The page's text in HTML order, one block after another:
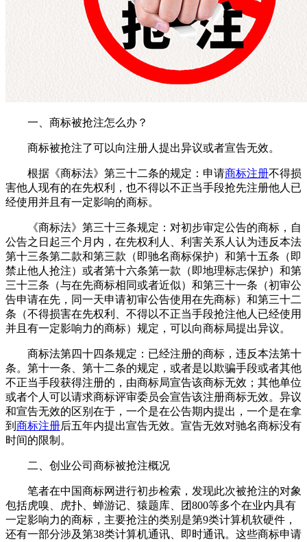
一、商标被抢注怎么办？
商标被抢注了可以向注册人提出异议或者宣告无效。
根据《商标法》第三十二条的规定：申请商标注册不得损
害他人现有的在先权利，也不得以不正当手段抢先注册他人已
经使用并且有一定影响的商标。
《商标法》第三十三条规定：对初步审定公告的商标，自
公告之日起三个月内，在先权利人、利害关系人认为违反本法
第十三条第二款和第三款（即驰名商标保护）和第十五条（即
禁止他人抢注）或者第十六条第一款（即地理标志保护）和第
三十三条（与在先商标相同或者近似）和第三十一条（初审公
告申请在先，同一天申请初审公告使用在先商标）和第三十二
条（不得损害在先权利、不得以不正当手段抢注他人已经使用
并且有一定影响力的商标）规定，可以向商标局提出异议。
商标法第四十四条规定：已经注册的商标，违反本法第十
条。第十一条、第十二条的规定，或者是以欺骗手段或者其他
不正当手段获得注册的，由商标局宣告该商标无效；其他单位
或者个人可以请求商标评审委员会宣告该注册商标无效。异议
和宣告无效的区别在于，一个是在公告期内提出，一个是在拿
到 商标注册后五年内提出宣告无效。宣告无效对驰名商标没有
时间的限制。
二、创业公司商标被抢注概况
笔者在中国商标网进行初步检索，发现此次被抢注的对象
包括虎嗅、虎扑、蝉游记、猿题库、团800等多个在业内具有
一定影响力的商标，主要抢注的类别是第9类计算机软硬件，
还有一部分涉及第38类计算机通讯、即时通讯。这些商标申请